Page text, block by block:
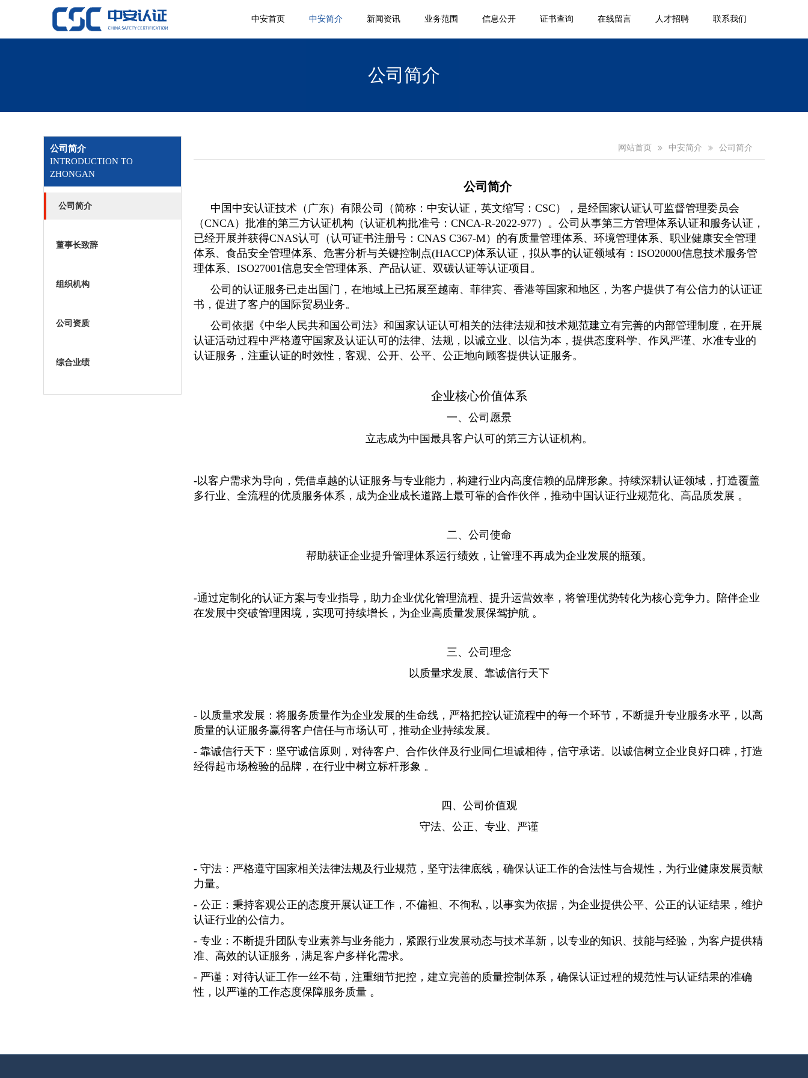
中安首页 中安简介 新闻资讯 业务范围 信息公开 证书查询 在线留言 人才招聘 联系我们
公司简介
公司简介
INTRODUCTION TO
ZHONGAN
公司简介
董事长致辞
组织机构
公司资质
综合业绩
网站首页 中安简介 公司简介
公司简介
中国中安认证技术（广东）有限公司（简称：中安认证，英文缩写：CSC），是经国家认证认可监督管理委员会
（CNCA）批准的第三方认证机构（认证机构批准号：CNCA-R-2022-977）。公司从事第三方管理体系认证和服务认证，
已经开展并获得CNAS认可（认可证书注册号：CNAS C367-M）的有质量管理体系、环境管理体系、职业健康安全管理
体系、食品安全管理体系、危害分析与关键控制点(HACCP)体系认证，拟从事的认证领域有：ISO20000信息技术服务管
理体系、ISO27001信息安全管理体系、产品认证、双碳认证等认证项目。
公司的认证服务已走出国门，在地域上已拓展至越南、菲律宾、香港等国家和地区，为客户提供了有公信力的认证证
书，促进了客户的国际贸易业务。
公司依据《中华人民共和国公司法》和国家认证认可相关的法律法规和技术规范建立有完善的内部管理制度，在开展
认证活动过程中严格遵守国家及认证认可的法律、法规，以诚立业、以信为本，提供态度科学、作风严谨、水准专业的
认证服务，注重认证的时效性，客观、公开、公平、公正地向顾客提供认证服务。
企业核心价值体系
一、公司愿景
立志成为中国最具客户认可的第三方认证机构。
-以客户需求为导向，凭借卓越的认证服务与专业能力，构建行业内高度信赖的品牌形象。持续深耕认证领域，打造覆盖
多行业、全流程的优质服务体系，成为企业成长道路上最可靠的合作伙伴，推动中国认证行业规范化、高品质发展 。
二、公司使命
帮助获证企业提升管理体系运行绩效，让管理不再成为企业发展的瓶颈。
-通过定制化的认证方案与专业指导，助力企业优化管理流程、提升运营效率，将管理优势转化为核心竞争力。陪伴企业
在发展中突破管理困境，实现可持续增长，为企业高质量发展保驾护航 。
三、公司理念
以质量求发展、靠诚信行天下
- 以质量求发展：将服务质量作为企业发展的生命线，严格把控认证流程中的每一个环节，不断提升专业服务水平，以高
质量的认证服务赢得客户信任与市场认可，推动企业持续发展。
- 靠诚信行天下：坚守诚信原则，对待客户、合作伙伴及行业同仁坦诚相待，信守承诺。以诚信树立企业良好口碑，打造
经得起市场检验的品牌，在行业中树立标杆形象 。
四、公司价值观
守法、公正、专业、严谨
- 守法：严格遵守国家相关法律法规及行业规范，坚守法律底线，确保认证工作的合法性与合规性，为行业健康发展贡献
力量。
- 公正：秉持客观公正的态度开展认证工作，不偏袒、不徇私，以事实为依据，为企业提供公平、公正的认证结果，维护
认证行业的公信力。
- 专业：不断提升团队专业素养与业务能力，紧跟行业发展动态与技术革新，以专业的知识、技能与经验，为客户提供精
准、高效的认证服务，满足客户多样化需求。
- 严谨：对待认证工作一丝不苟，注重细节把控，建立完善的质量控制体系，确保认证过程的规范性与认证结果的准确
性，以严谨的工作态度保障服务质量 。